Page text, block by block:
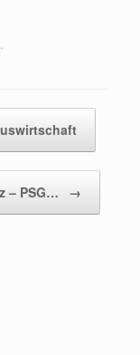
.
– PSG… →